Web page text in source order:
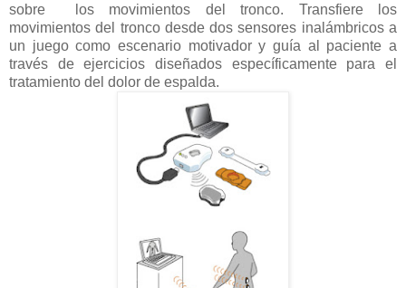
sobre los movimientos del tronco. Transfiere los
movimientos del tronco desde dos sensores inalámbricos a
un juego como escenario motivador y guía al paciente a
través de ejercicios diseñados específicamente para el
tratamiento del dolor de espalda.